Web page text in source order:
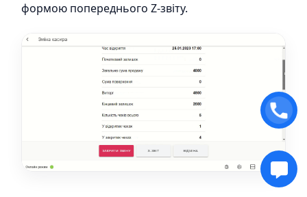
формою попереднього Z-звіту.